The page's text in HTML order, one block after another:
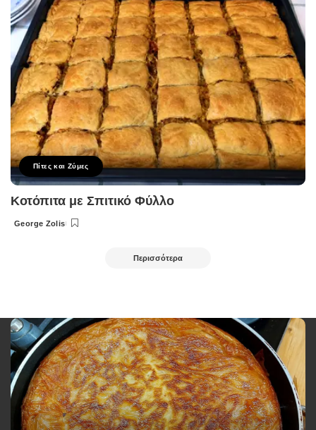
Πίτες και Ζύμες
Κοτόπιτα με Σπιτικό Φύλλο
Posted
George Zolis
Περισσότερα